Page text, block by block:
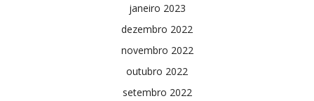
janeiro 2023
dezembro 2022
novembro 2022
outubro 2022
setembro 2022